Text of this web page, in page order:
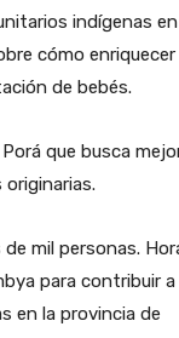
indígenas en
cómo enriquecer
de bebés.
que busca
mil personas.
para contribuir a
en la provincia de